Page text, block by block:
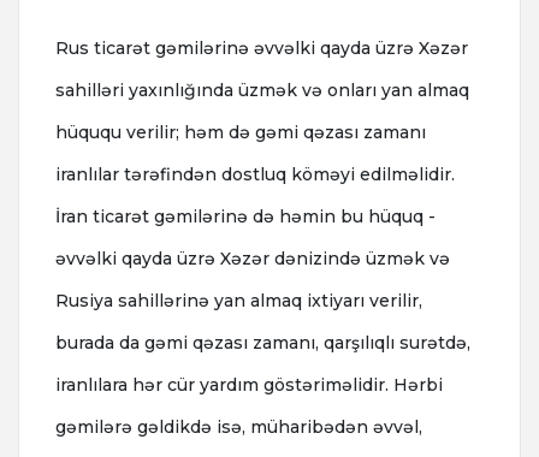
Rus ticarət gəmilərinə əvvəlki qayda üzrə Xəzər
sahilləri yaxınlığında üzmək və onları yan almaq
hüququ verilir; həm də gəmi qəzası zamanı
iranlılar tərəfindən dostluq köməyi edilməlidir.
İran ticarət gəmilərinə də həmin bu hüquq -
əvvəlki qayda üzrə Xəzər dənizində üzmək və
Rusiya sahillərinə yan almaq ixtiyarı verilir,
burada da gəmi qəzası zamanı, qarşılıqlı surətdə,
iranlılara hər cür yardım göstəriməlidir. Hərbi
gəmilərə gəldikdə isə, müharibədən əvvəl,